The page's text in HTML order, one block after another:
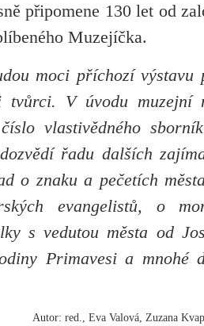
připomene 130 let od
Muzejíčka.
moci příchozí výstavu
tvůrci. V úvodu muzejní
vlastivědného
řadu dalších
o znaku a pečetích
evangelistů, o
s vedutou města od
Primavesi a mnohé
Autor: red., Eva Valová, Zuzana